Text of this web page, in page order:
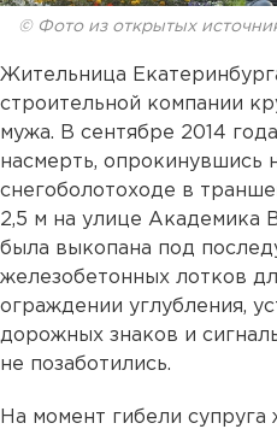
© Фото из открытых
Жительница
строительной компании
мужа. В сентябре 2014
насмерть, опрокинувшись
снегоболотоходе в
2,5 м на улице Академика
была выкопана под
железобетонных лотков
ограждении углубления,
дорожных знаков и
не позаботились.
На момент гибели